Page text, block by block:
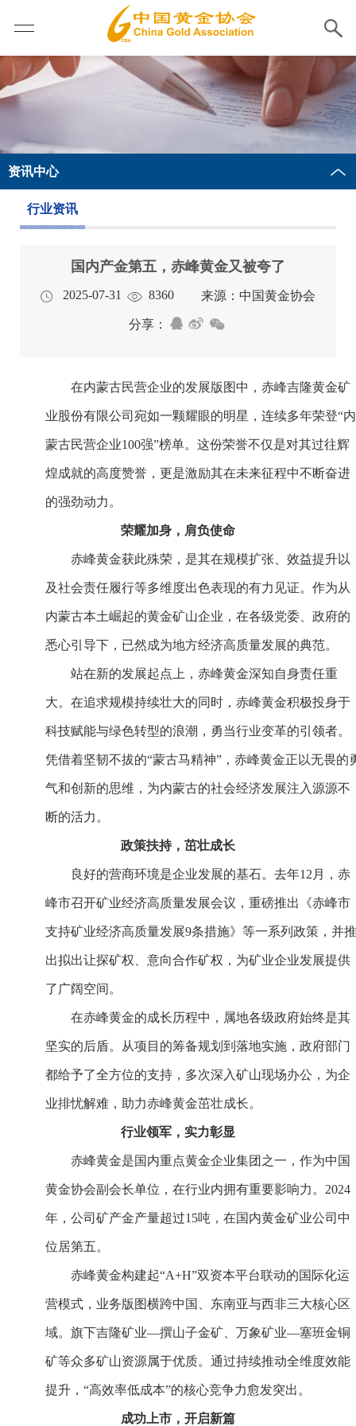
资讯中心
行业资讯
国内产金第五，赤峰黄金又被夸了
2025-07-31 8360 来源：中国黄金协会
分享：
在内蒙古民营企业的发展版图中，赤峰吉隆黄金矿
业股份有限公司宛如一颗耀眼的明星，连续多年荣登“内
蒙古民营企业100强”榜单。这份荣誉不仅是对其过往辉
煌成就的高度赞誉，更是激励其在未来征程中不断奋进
的强劲动力。
荣耀加身，肩负使命
赤峰黄金获此殊荣，是其在规模扩张、效益提升以
及社会责任履行等多维度出色表现的有力见证。作为从
内蒙古本土崛起的黄金矿山企业，在各级党委、政府的
悉心引导下，已然成为地方经济高质量发展的典范。
站在新的发展起点上，赤峰黄金深知自身责任重
大。在追求规模持续壮大的同时，赤峰黄金积极投身于
科技赋能与绿色转型的浪潮，勇当行业变革的引领者。
凭借着坚韧不拔的“蒙古马精神”，赤峰黄金正以无畏的
气和创新的思维，为内蒙古的社会经济发展注入源源不
断的活力。
政策扶持，茁壮成长
良好的营商环境是企业发展的基石。去年12月，赤
峰市召开矿业经济高质量发展会议，重磅推出《赤峰市
支持矿业经济高质量发展9条措施》等一系列政策，并推
出拟出让探矿权、意向合作矿权，为矿业企业发展提供
了广阔空间。
在赤峰黄金的成长历程中，属地各级政府始终是其
坚实的后盾。从项目的筹备规划到落地实施，政府部门
都给予了全方位的支持，多次深入矿山现场办公，为企
业排忧解难，助力赤峰黄金茁壮成长。
行业领军，实力彰显
赤峰黄金是国内重点黄金企业集团之一，作为中国
黄金协会副会长单位，在行业内拥有重要影响力。2024
年，公司矿产金产量超过15吨，在国内黄金矿业公司中
位居第五。
赤峰黄金构建起“A+H”双资本平台联动的国际化运
营模式，业务版图横跨中国、东南亚与西非三大核心区
域。旗下吉隆矿业—撰山子金矿、万象矿业—塞班金铜
矿等众多矿山资源属于优质。通过持续推动全维度效能
提升，“高效率低成本”的核心竞争力愈发突出。
成功上市，开启新篇